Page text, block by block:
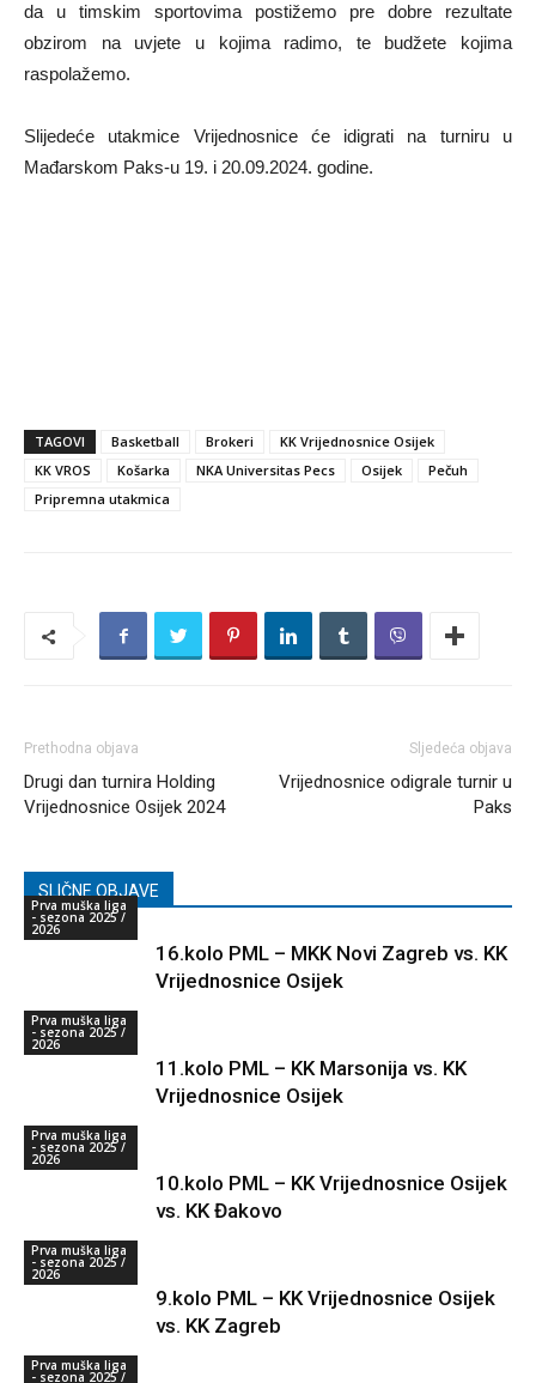
da u timskim sportovima postižemo pre dobre rezultate
obzirom na uvjete u kojima radimo, te budžete kojima
raspolažemo.
Slijedeće utakmice Vrijednosnice će idigrati na turniru u
Mađarskom Paks-u 19. i 20.09.2024. godine.
TAGOVI Basketball Brokeri
KK Vrijednosnice Osijek
KK VROS
Košarka NKA Universitas Pecs Osijek
Pečuh
Pripremna utakmica
Prethodna objava
Drugi dan turnira Holding
Vrijednosnice Osijek 2024
Sljedeća objava
Vrijednosnice odigrale turnir u
Paks
SLIČNE OBJAVE
Prva muška liga
- sezona 2025 /
2026
16.kolo PML – MKK Novi Zagreb vs. KK
Vrijednosnice Osijek
Prva muška liga
- sezona 2025 /
2026
11.kolo PML – KK Marsonija vs. KK
Vrijednosnice Osijek
Prva muška liga
- sezona 2025 /
2026
10.kolo PML – KK Vrijednosnice Osijek
vs. KK Đakovo
Prva muška liga
- sezona 2025 /
2026
9.kolo PML – KK Vrijednosnice Osijek
vs. KK Zagreb
Prva muška liga
- sezona 2025 /